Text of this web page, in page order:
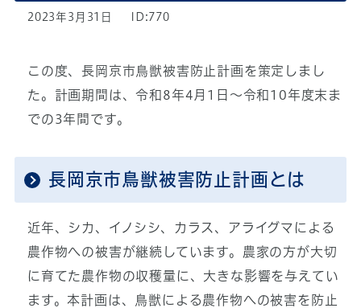
2023年3月31日 ID:770
この度、長岡京市鳥獣被害防止計画を策定しまし
た。計画期間は、令和8年4月1日～令和10年度末ま
での3年間です。
長岡京市鳥獣被害防止計画とは
近年、シカ、イノシシ、カラス、アライグマによる
農作物への被害が継続しています。農家の方が大切
に育てた農作物の収穫量に、大きな影響を与えてい
ます。本計画は、鳥獣による農作物への被害を防止